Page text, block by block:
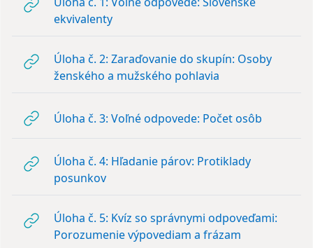
ekvivalentyURL
Úloha č. 2: Zaraďovanie do skupín: Osoby
ženského a mužského pohlavia
Úloha č. 3: Voľné odpovede: Počet osôb
Úloha č. 4: Hľadanie párov: Protiklady
posunkovURL
Úloha č. 5: Kvíz so správnymi odpoveďami:
Porozumenie výpovediam a frázam